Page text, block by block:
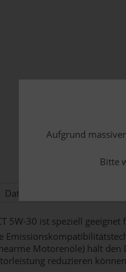
Aufgrund
Bitte
Datenblätter/Freigaben
5W-30 ist speziell
Motorenöle) hält
reduzieren